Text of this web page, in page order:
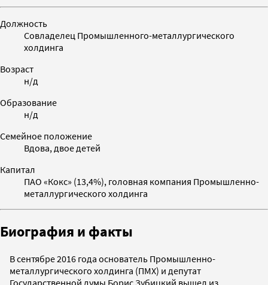
Должность
Совладелец Промышленного-металлургического
холдинга
Возраст
н/д
Образование
н/д
Семейное положение
Вдова, двое детей
Капитал
ПАО «Кокс» (13,4%), головная компания Промышленно-
металлургического холдинга
Биография и факты
В сентябре 2016 года основатель Промышленно-
металлургического холдинга (ПМХ) и депутат
Государственной думы Борис Зубицкий вышел из